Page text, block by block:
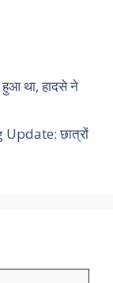
था, हादसे ने
छात्रों